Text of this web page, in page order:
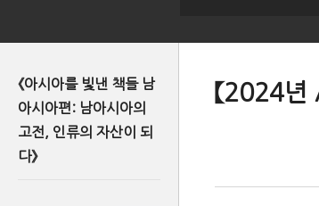
《아시아를 빛낸 책들 남
아시아편: 남아시아의
고전, 인류의 자산이 되
다》
【2024